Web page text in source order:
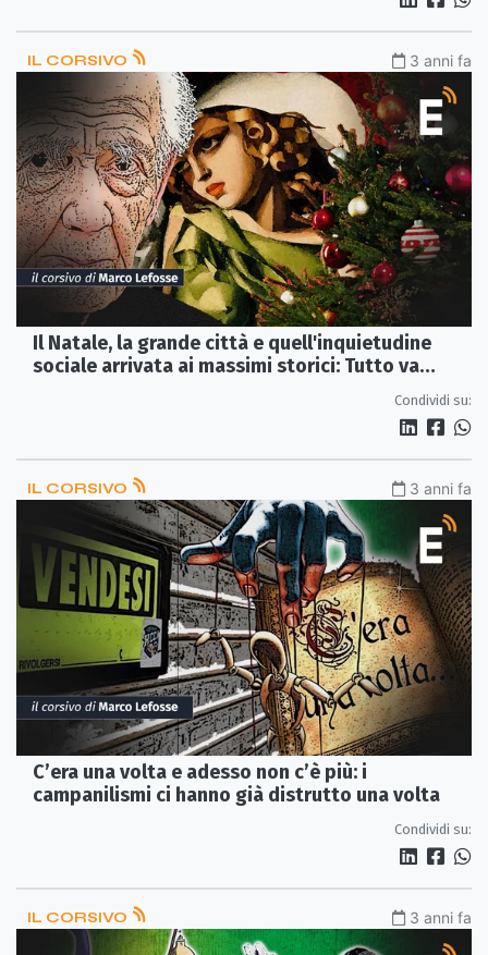
IL CORSIVO 3 anni fa
Il Natale, la grande città e quell'inquietudine
sociale arrivata ai massimi storici: Tutto va
Condividi su:
IL CORSIVO 3 anni fa
C’era una volta e adesso non c’è più: i
campanilismi ci hanno già distrutto una volta
Condividi su:
IL CORSIVO 3 anni fa